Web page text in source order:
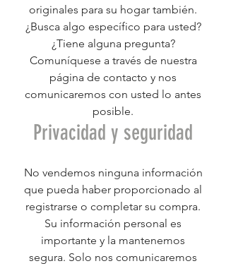
originales para su hogar también.
¿Busca algo específico para usted?
¿Tiene alguna pregunta?
Comuníquese a través de nuestra
página de contacto y nos
comunicaremos con usted lo antes
posible.
Privacidad y seguridad
No vendemos ninguna información
que pueda haber proporcionado al
registrarse o completar su compra.
Su información personal es
importante y la mantenemos
segura. Solo nos comunicaremos